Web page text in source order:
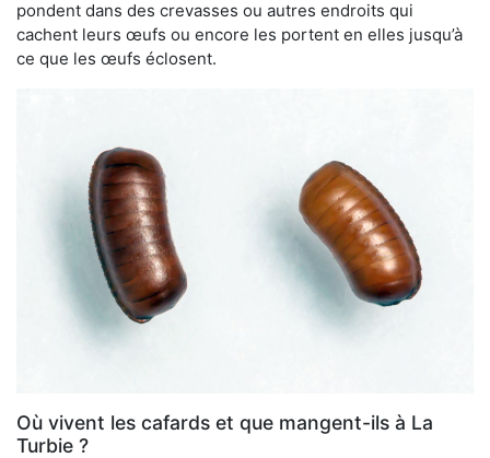
pondent dans des crevasses ou autres endroits qui
cachent leurs œufs ou encore les portent en elles jusqu’à
ce que les œufs éclosent.
Où vivent les cafards et que mangent-ils à La
Turbie ?